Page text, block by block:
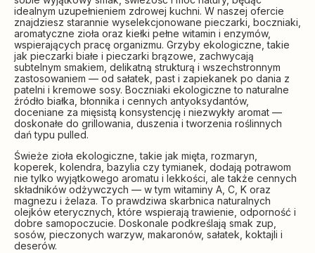
idealnym uzupełnieniem zdrowej kuchni. W naszej ofercie
znajdziesz starannie wyselekcjonowane pieczarki, boczniaki,
aromatyczne zioła oraz kiełki pełne witamin i enzymów,
wspierających pracę organizmu. Grzyby ekologiczne, takie
jak pieczarki białe i pieczarki brązowe, zachwycają
subtelnym smakiem, delikatną strukturą i wszechstronnym
zastosowaniem — od sałatek, past i zapiekanek po dania z
patelni i kremowe sosy. Boczniaki ekologiczne to naturalne
źródło białka, błonnika i cennych antyoksydantów,
doceniane za mięsistą konsystencję i niezwykły aromat —
doskonałe do grillowania, duszenia i tworzenia roślinnych
dań typu pulled.
Świeże zioła ekologiczne, takie jak mięta, rozmaryn,
koperek, kolendra, bazylia czy tymianek, dodają potrawom
nie tylko wyjątkowego aromatu i lekkości, ale także cennych
składników odżywczych — w tym witaminy A, C, K oraz
magnezu i żelaza. To prawdziwa skarbnica naturalnych
olejków eterycznych, które wspierają trawienie, odporność i
dobre samopoczucie. Doskonale podkreślają smak zup,
sosów, pieczonych warzyw, makaronów, sałatek, koktajli i
deserów.